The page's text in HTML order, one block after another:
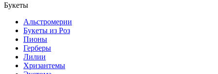
Букеты
Альстромерии
Букеты из Роз
Пионы
Герберы
Лилии
Хризантемы